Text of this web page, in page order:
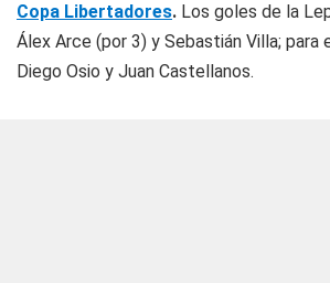
Copa Libertadores. Los goles de la
Álex Arce (por 3) y Sebastián Villa; para
Diego Osio y Juan Castellanos.